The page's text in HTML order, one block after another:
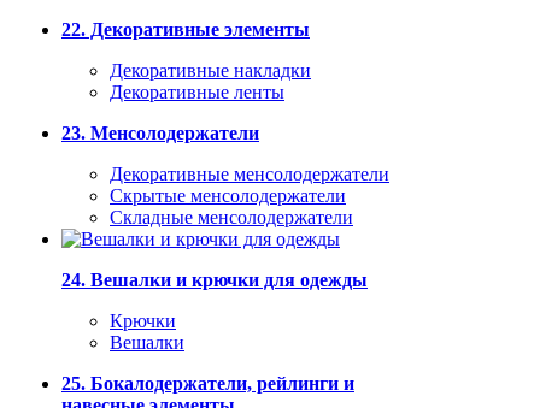
22. Декоративные элементы
Декоративные накладки
Декоративные ленты
23. Менсолодержатели
Декоративные менсолодержатели
Скрытые менсолодержатели
Складные менсолодержатели
24. Вешалки и крючки для одежды
Крючки
Вешалки
25. Бокалодержатели, рейлинги и